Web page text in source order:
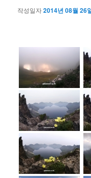
작성일자2014년 08월 26